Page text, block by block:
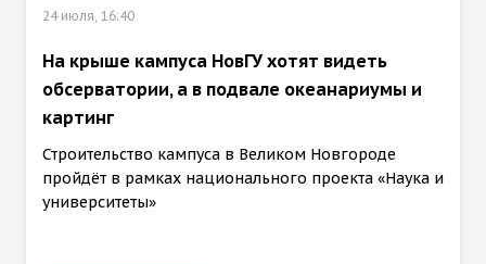
24 июля, 16:40
На крыше кампуса НовГУ хотят видеть
обсерватории, а в подвале океанариумы и
картинг
Строительство кампуса в Великом Новгороде
пройдёт в рамках национального проекта «Наука и
университеты»